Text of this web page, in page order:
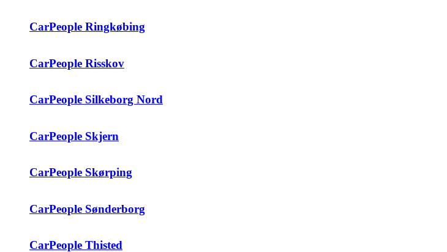
CarPeople Ringkøbing
CarPeople Risskov
CarPeople Silkeborg Nord
CarPeople Skjern
CarPeople Skørping
CarPeople Sønderborg
CarPeople Thisted